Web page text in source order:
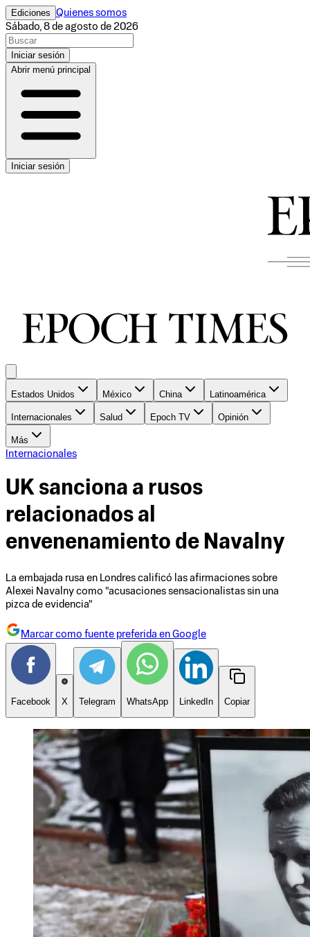
Ediciones Quienes somos
Sábado, 8 de agosto de 2026
Iniciar sesión
Abrir menú principal
Iniciar sesión
Estados Unidos México China Latinoamérica
Internacionales Salud Epoch TV Opinión
Más
Internacionales
UK sanciona a rusos
relacionados al
envenenamiento de Navalny
La embajada rusa en Londres calificó las afirmaciones sobre
Alexei Navalny como "acusaciones sensacionalistas sin una
pizca de evidencia"
Marcar como fuente preferida en Google
Facebook X Telegram WhatsApp LinkedIn Copiar